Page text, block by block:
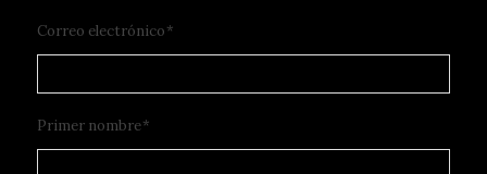
Correo electrónico*
Primer nombre*